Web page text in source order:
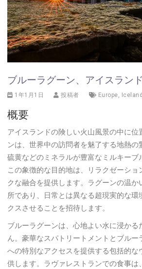
ブルーラグーン、アイスランド
1年1月1日 投稿者 Europe, Iceland
概要
アイスランドの険しい火山風景の中に位
ンは、世界中の訪問者を魅了する地熱の
硫黄などのミネラルが豊富なミルキーブ
この象徴的な目的地は、リラクゼーショ
クな融合を提供します。ラグーンの温か
所であり、日常とは異なる超現実的な環
クスさせることを招待します。
ブルーラグーンは、心地よい水に浸かる
ん。豪華なスパトリートメントとブルー
への特別なアクセスを提供する包括的な
供します。ラヴァレストランでの食事は